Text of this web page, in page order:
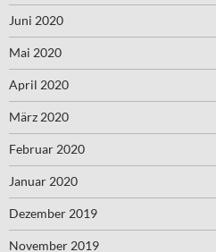
Juni 2020
Mai 2020
April 2020
März 2020
Februar 2020
Januar 2020
Dezember 2019
November 2019